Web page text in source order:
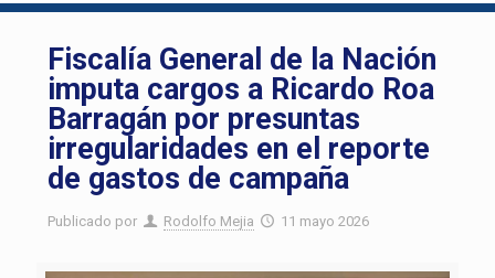
Fiscalía General de la Nación
imputa cargos a Ricardo Roa
Barragán por presuntas
irregularidades en el reporte
de gastos de campaña
Publicado por Rodolfo Mejia 11 mayo 2026